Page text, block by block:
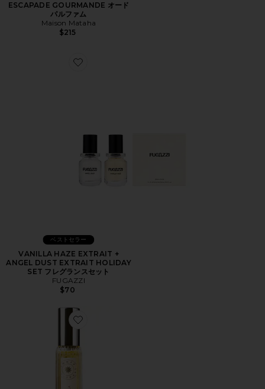
ESCAPADE GOURMANDE オード
パルファム
Maison Mataha
$215
Favorite VANILLA HAZE EXTRAIT + ANGEL DUST
ベストセラー
VANILLA HAZE EXTRAIT +
ANGEL DUST EXTRAIT HOLIDAY
SET フレグランスセット
FUGAZZI
$70
Favorite SUNLIT VANILLA ファインフレグランス